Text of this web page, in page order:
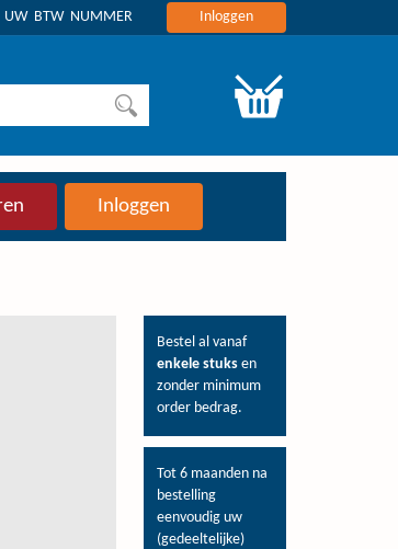
UW BTW NUMMER Inloggen
Inloggen
Bestel al vanaf
enkele stuks en
zonder minimum
order bedrag.
Tot 6 maanden na
bestelling
eenvoudig uw
(gedeeltelijke)